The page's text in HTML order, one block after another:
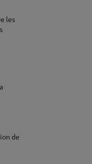
les
de